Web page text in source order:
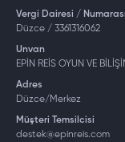
Vergi Dairesi / Numarası
Düzce / 3361316062
Unvan
EPİN REİS OYUN VE
Adres
Düzce/Merkez
Müşteri Temsilcisi
destek@epinreis.com